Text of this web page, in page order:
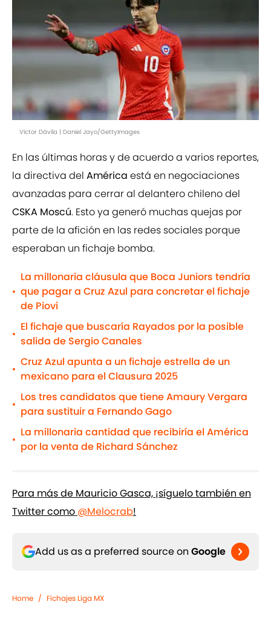
Víctor Dávila | Daniel Jayo/GettyImages
En las últimas horas y de acuerdo a varios reportes,
la directiva del América está en negociaciones
avanzadas para cerrar al delantero chileno del
CSKA Moscú. Esto ya generó muchas quejas por
parte de la afición en las redes sociales porque
esperaban un fichaje bomba.
•
La millonaria cláusula que Boca Juniors tendría
que pagar a Cruz Azul para concretar el fichaje
de Piovi
•
El fichaje que buscaría Rayados por la posible
salida de Sergio Canales
•
Cruz Azul apunta a un fichaje estrella de un
mexicano para el Clausura 2025
•
Los tres candidatos que tiene Amaury Vergara
para sustituir a Fernando Gago
•
La millonaria cantidad que recibiría el América
por la venta de Richard Sánchez
Para más de Mauricio Gasca, ¡síguelo también en
Twitter como @Melocrab!
Add us as a preferred source on Google
Home / Fichajes Liga MX